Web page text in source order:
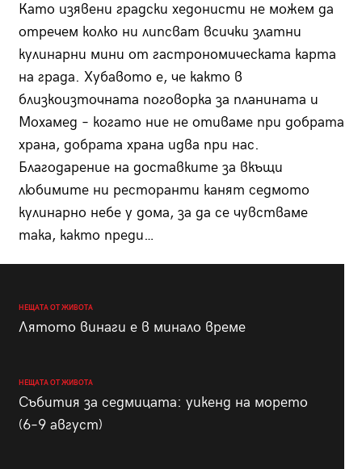
Като изявени градски хедонисти не можем да
отречем колко ни липсват всички златни
кулинарни мини от гастрономическата карта
на града. Хубавото е, че както в
близкоизточната поговорка за планината и
Мохамед – когато ние не отиваме при добрата
храна, добрата храна идва при нас.
Благодарение на доставките за вкъщи
любимите ни ресторанти канят седмото
кулинарно небе у дома, за да се чувстваме
така, както преди…
НЕЩАТА ОТ ЖИВОТА
Лятото винаги е в минало време
НЕЩАТА ОТ ЖИВОТА
Събития за седмицата: уикенд на морето
(6–9 август)